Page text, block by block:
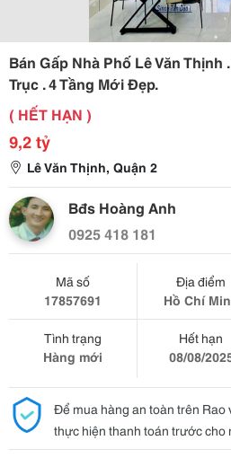
Bán Gấp Nhà Phố Lê Văn Thịnh
Trục . 4 Tầng Mới Đẹp.
( HẾT HẠN )
9,2 tỷ
Lê Văn Thịnh, Quận 2
Bđs Hoàng Anh
0925 418 181
Mã số
17857691
Địa điểm
Hồ Chí
Tình trạng
Hàng mới
Hết hạn
08/08/
Để mua hàng an toàn trên Rao
thực hiện thanh toán trước cho